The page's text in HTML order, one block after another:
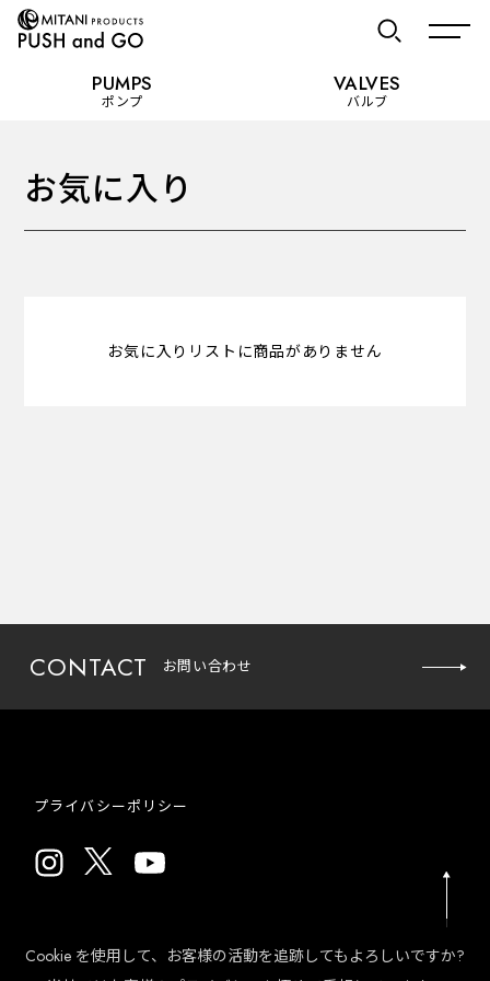
PUMPS ポンプ
カテゴリーを見る
PUMPS
ポンプ
VALVES
バルブ
お気に入り
お気に入りリストに商品がありません
CONTACT お問い合わせ
プライバシーポリシー
Cookie を使用して、お客様の活動を追跡してもよろしいですか?